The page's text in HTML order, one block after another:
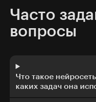
Часто
вопросы
Что такое
каких задач она